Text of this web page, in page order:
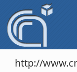
http://